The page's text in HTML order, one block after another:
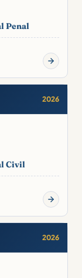
Penal
2026
Civil
2026